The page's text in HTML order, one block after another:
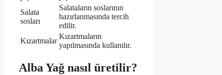
Salata
sosları
Salataların soslarının
hazırlanmasında tercih
edilir.
Kızartmalar
Kızartmaların
yapılmasında kullanılır.
Alba Yağ nasıl üretilir?